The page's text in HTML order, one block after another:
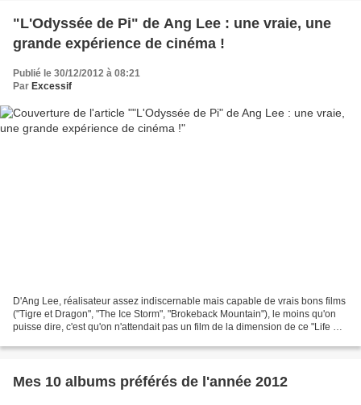
"L'Odyssée de Pi" de Ang Lee : une vraie, une
grande expérience de cinéma !
Publié le 30/12/2012 à 08:21
Par Excessif
D'Ang Lee, réalisateur assez indiscernable mais capable de vrais bons films
("Tigre et Dragon", "The Ice Storm", "Brokeback Mountain"), le moins qu'on
puisse dire, c'est qu'on n'attendait pas un film de la dimension de ce "Life Of
Mes 10 albums préférés de l'année 2012